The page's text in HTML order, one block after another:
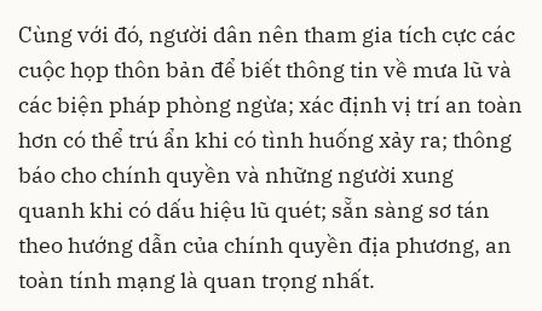
Cùng với đó, người dân nên tham gia tích cực các
cuộc họp thôn bản để biết thông tin về mưa lũ và
các biện pháp phòng ngừa; xác định vị trí an toàn
hơn có thể trú ẩn khi có tình huống xảy ra; thông
báo cho chính quyền và những người xung
quanh khi có dấu hiệu lũ quét; sẵn sàng sơ tán
theo hướng dẫn của chính quyền địa phương, an
toàn tính mạng là quan trọng nhất.